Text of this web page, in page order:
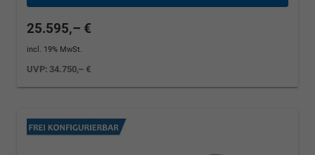
25.595,– €
incl. 19% MwSt.
UVP: 34.750,– €